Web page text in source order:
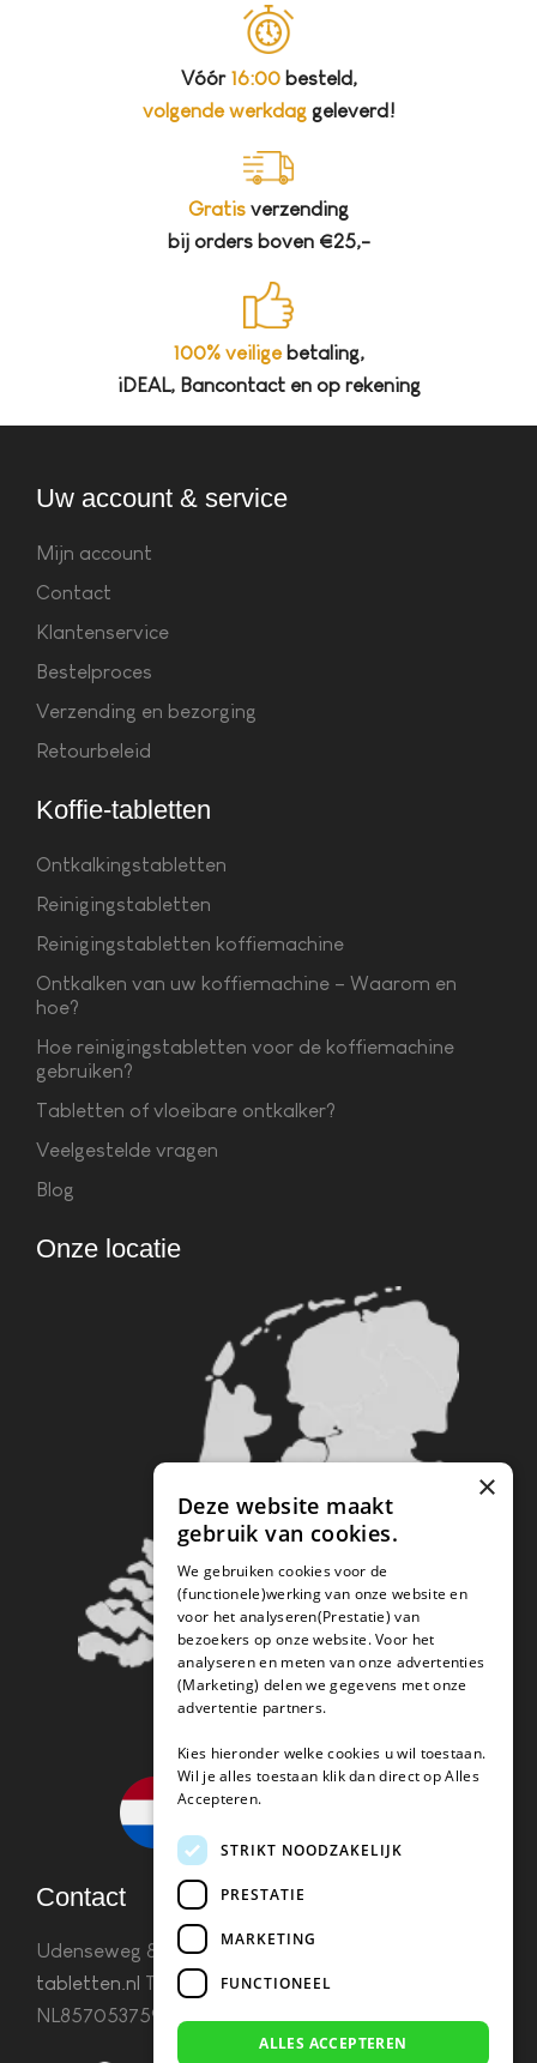
Vóór 16:00besteld,
volgende werkdaggeleverd!
Gratis verzending
bij orders boven €25,-
100% veiligebetaling,
iDEAL, Bancontact en op rekening
Uw account & service
Mijn account
Contact
Klantenservice
Bestelproces
Verzending en bezorging
Retourbeleid
Koffie-tabletten
Ontkalkingstabletten
Reinigingstabletten
Reinigingstabletten koffiemachine
Ontkalken van uw koffiemachine – Waarom en
hoe?
Hoe reinigingstabletten voor de koffiemachine
gebruiken?
Tabletten of vloeibare ontkalker?
Veelgestelde vragen
Blog
Onze locatie
Contact
Udenseweg 8B 5405 PA Udeninfo(@)koffie-
tabletten.nl Tel. 085 782 5578KvK 67529623 Btw:
NL857053759B01
×
Deze website maakt
gebruik van cookies.
We gebruiken cookies voor de
(functionele)werking van onze website en
voor het analyseren(Prestatie) van
bezoekers op onze website. Voor het
analyseren en meten van onze advertenties
(Marketing) delen we gegevens met onze
advertentie partners.
Kies hieronder welke cookies u wil toestaan.
Wil je alles toestaan klik dan direct op Alles
Accepteren.
STRIKT NOODZAKELIJK
PRESTATIE
MARKETING
FUNCTIONEEL
ALLES ACCEPTEREN